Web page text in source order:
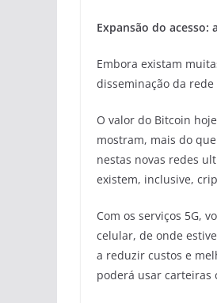
Expansão do acesso:
Embora existam
disseminação da rede
O valor do Bitcoin
mostram, mais do
nestas novas redes
existem, inclusive,
Com os serviços 5G,
celular, de onde
a reduzir custos e
poderá usar carteiras